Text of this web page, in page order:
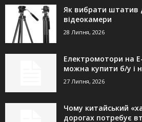
Як вибрати штатив
відеокамери
28 Липня, 2026
Електромотори на
можна купити б/у і
27 Липня, 2026
Чому китайський
дорогах потребує